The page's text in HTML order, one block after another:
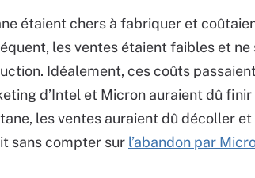
étaient chers à fabriquer et
les ventes étaient faibles et
Idéalement, ces coûts
d’Intel et Micron auraient dû
les ventes auraient dû décoller
sans compter sur l’abandon par